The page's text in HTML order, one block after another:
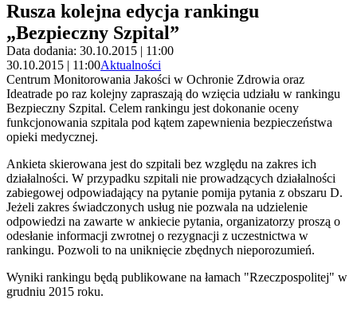
Rusza kolejna edycja rankingu
„Bezpieczny Szpital”
Data dodania: 30.10.2015 | 11:00
30.10.2015 | 11:00Aktualności
Centrum Monitorowania Jakości w Ochronie Zdrowia oraz
Ideatrade po raz kolejny zapraszają do wzięcia udziału w rankingu
Bezpieczny Szpital. Celem rankingu jest dokonanie oceny
funkcjonowania szpitala pod kątem zapewnienia bezpieczeństwa
opieki medycznej.
Ankieta skierowana jest do szpitali bez względu na zakres ich
działalności. W przypadku szpitali nie prowadzących działalności
zabiegowej odpowiadający na pytanie pomija pytania z obszaru D.
Jeżeli zakres świadczonych usług nie pozwala na udzielenie
odpowiedzi na zawarte w ankiecie pytania, organizatorzy proszą o
odesłanie informacji zwrotnej o rezygnacji z uczestnictwa w
rankingu. Pozwoli to na uniknięcie zbędnych nieporozumień.
Wyniki rankingu będą publikowane na łamach "Rzeczpospolitej" w
grudniu 2015 roku.